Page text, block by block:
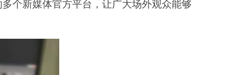
个新媒体官方平台，让广大场外观众能够